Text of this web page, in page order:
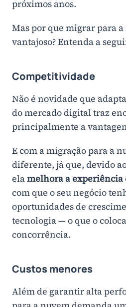
próximos anos.
Mas por que migrar para a
vantajoso? Entenda a
Competitividade
Não é novidade que
do mercado digital traz
principalmente a
E com a migração para a
diferente, já que, devido
elamelhora a experiência
com que o seu negócio
oportunidades de
tecnologia — o que o
concorrência.
Custos menores
Além de garantir alta